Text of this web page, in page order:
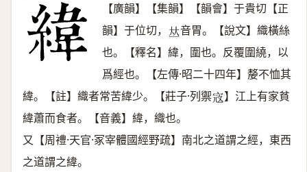
【廣韻】【集韻】【韻會】于貴切【正
韻】于位切， 𠀤音胃。【說文】織橫絲
也。【釋名】緯，圍也。反覆圍繞，以
爲經也。【左傳·昭二十四年】嫠不恤其
緯。【註】織者常苦緯少。【莊子·列禦𡨥 】江上有家貧
緯蕭而食者。【音義】緯，織也。
又【周禮·天官·冢宰體國經野疏】南北之道謂之經，東西
之道謂之緯。